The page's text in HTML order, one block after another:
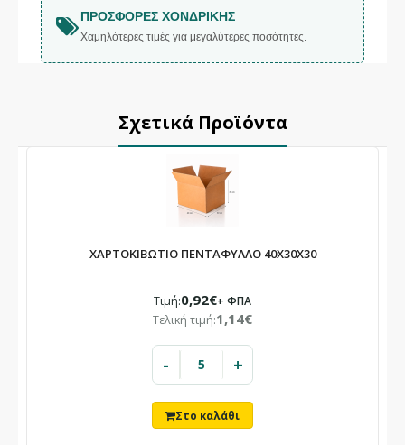
ΠΡΟΣΦΟΡΈΣ ΧΟΝΔΡΙΚΉΣ
Χαμηλότερες τιμές για μεγαλύτερες ποσότητες.
Σχετικά Προϊόντα
ΧΑΡΤΟΚΙΒΩΤΙΟ ΠΕΝΤΑΦΥΛΛΟ 40X30X30
Τιμή:0,92€+ ΦΠΑ
Τελική τιμή:1,14€
- +